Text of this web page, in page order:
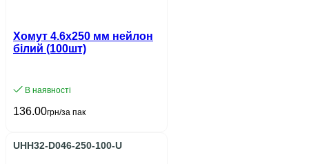
Хомут 4.6х250 мм нейлон
білий (100шт)
В наявності
136.00грн/за пак
UHH32-D046-250-100-U